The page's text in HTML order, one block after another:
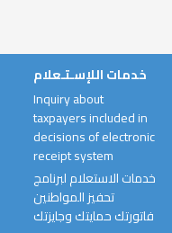
خدمات اللإسـتـعلام
Inquiry about
taxpayers included in
decisions of electronic
receipt system
خدمات الاستعلام لبرنامج
تحفيز المواطنين
فاتورتك حمايتك وجايزتك